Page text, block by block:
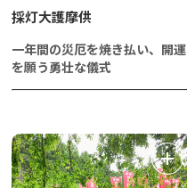
採灯大護摩供
一年間の災厄を焼き払い、開運
を願う勇壮な儀式